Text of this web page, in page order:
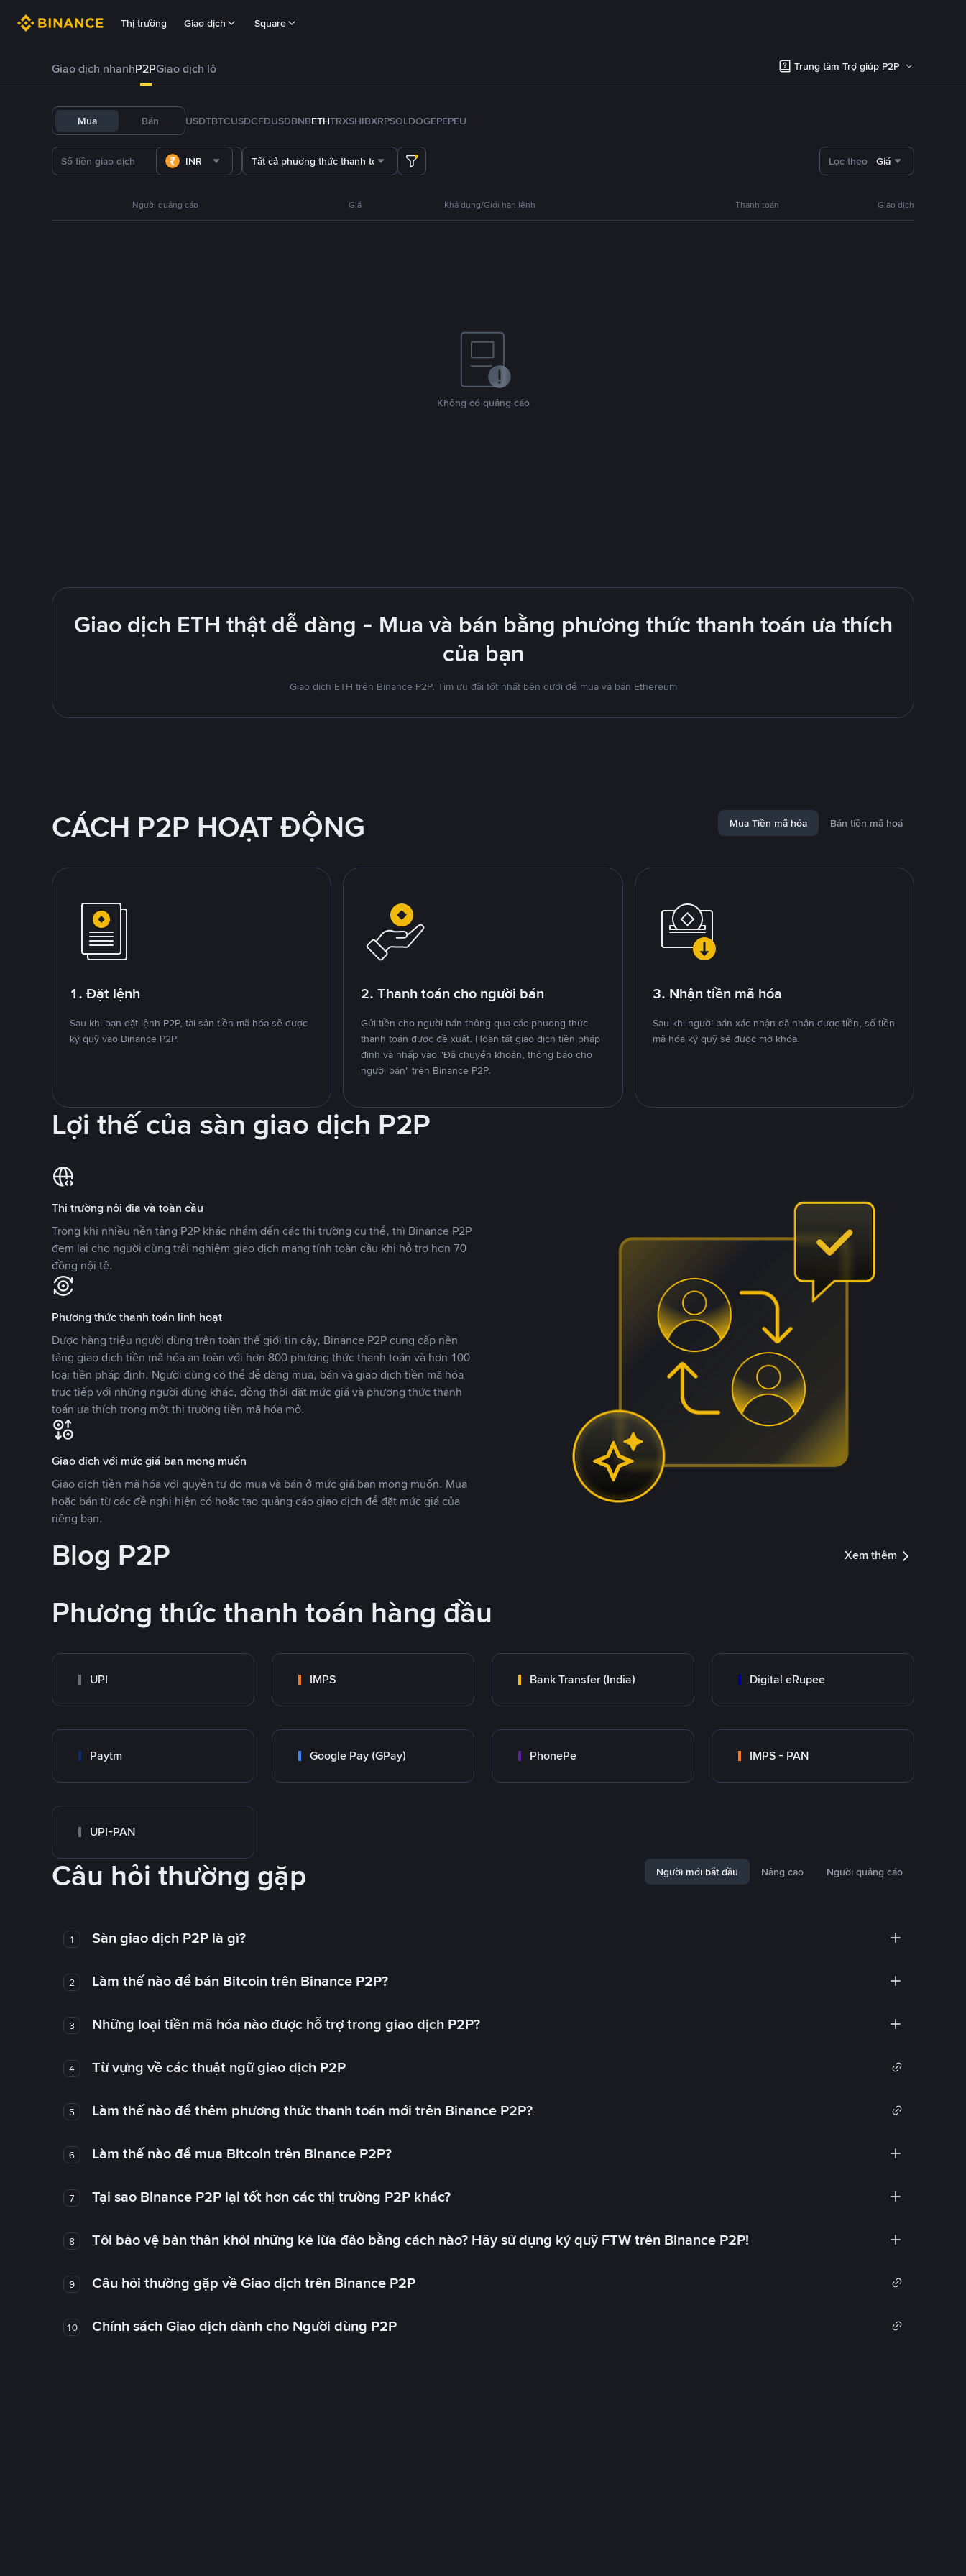
Thị trường Giao dịch Square
Giao dịch nhanhP2PGiao dịch lô Trung tâm Trợ giúp P2P
Mua Bán USDTBTCUSDCFDUSDBNBETHTRXSHIBXRPSOLDOGEPEPEU
INR Tất cả phương thức thanh toán Lọc theo Giá
Người quảng cáo Giá Khả dụng/Giới hạn lệnh Thanh toán Giao dịch
Không có quảng cáo
Giao dịch ETH thật dễ dàng - Mua và bán bằng phương thức thanh toán ưa thích
của bạn
Giao dịch ETH trên Binance P2P. Tìm ưu đãi tốt nhất bên dưới để mua và bán Ethereum
CÁCH P2P HOẠT ĐỘNG Mua Tiền mã hóa Bán tiền mã hoá
1. Đặt lệnh
Sau khi bạn đặt lệnh P2P, tài sản tiền mã hóa sẽ được
ký quỹ vào Binance P2P.
2. Thanh toán cho người bán
Gửi tiền cho người bán thông qua các phương thức
thanh toán được đề xuất. Hoàn tất giao dịch tiền pháp
định và nhấp vào "Đã chuyển khoản, thông báo cho
người bán" trên Binance P2P.
3. Nhận tiền mã hóa
Sau khi người bán xác nhận đã nhận được tiền, số tiền
mã hóa ký quỹ sẽ được mở khóa.
Lợi thế của sàn giao dịch P2P
Thị trường nội địa và toàn cầu
Trong khi nhiều nền tảng P2P khác nhắm đến các thị trường cụ thể, thì Binance P2P
đem lại cho người dùng trải nghiệm giao dịch mang tính toàn cầu khi hỗ trợ hơn 70
đồng nội tệ.
Phương thức thanh toán linh hoạt
Được hàng triệu người dùng trên toàn thế giới tin cậy, Binance P2P cung cấp nền
tảng giao dịch tiền mã hóa an toàn với hơn 800 phương thức thanh toán và hơn 100
loại tiền pháp định. Người dùng có thể dễ dàng mua, bán và giao dịch tiền mã hóa
trực tiếp với những người dùng khác, đồng thời đặt mức giá và phương thức thanh
toán ưa thích trong một thị trường tiền mã hóa mở.
Giao dịch với mức giá bạn mong muốn
Giao dịch tiền mã hóa với quyền tự do mua và bán ở mức giá bạn mong muốn. Mua
hoặc bán từ các đề nghị hiện có hoặc tạo quảng cáo giao dịch để đặt mức giá của
riêng bạn.
Blog P2P Xem thêm
Phương thức thanh toán hàng đầu
UPI IMPS Bank Transfer (India) Digital eRupee
Paytm Google Pay (GPay) PhonePe IMPS - PAN
UPI-PAN
Câu hỏi thường gặp Người mới bắt đầu Nâng cao Người quảng cáo
1 Sàn giao dịch P2P là gì?
2 Làm thế nào để bán Bitcoin trên Binance P2P?
3 Những loại tiền mã hóa nào được hỗ trợ trong giao dịch P2P?
4 Từ vựng về các thuật ngữ giao dịch P2P
5 Làm thế nào để thêm phương thức thanh toán mới trên Binance P2P?
6 Làm thế nào để mua Bitcoin trên Binance P2P?
7 Tại sao Binance P2P lại tốt hơn các thị trường P2P khác?
8 Tôi bảo vệ bản thân khỏi những kẻ lừa đảo bằng cách nào? Hãy sử dụng ký quỹ FTW trên Binance P2P!
9 Câu hỏi thường gặp về Giao dịch trên Binance P2P
10 Chính sách Giao dịch dành cho Người dùng P2P